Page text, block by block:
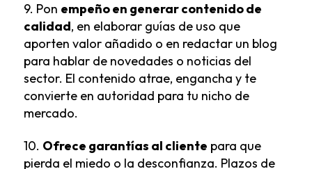
9. Pon empeño en generar contenido de
calidad, en elaborar guías de uso que
aporten valor añadido o en redactar un blog
para hablar de novedades o noticias del
sector. El contenido atrae, engancha y te
convierte en autoridad para tu nicho de
mercado.
10. Ofrece garantías al cliente para que
pierda el miedo o la desconfianza. Plazos de